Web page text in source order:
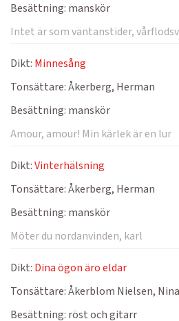
Besättning: manskör
Intet är som väntanstider,
Dikt: Minnesång
Tonsättare:Åkerberg, Herman
Besättning: manskör
Amour, amour! Min kärlek är en lur
Dikt:Vinterhälsning
Tonsättare:Åkerberg, Herman
Besättning: manskör
Möter du nordanvinden, karl
Dikt: Dina ögon äro eldar
Tonsättare:Åkerblom Nielsen, Nina
Besättning: röst och gitarr